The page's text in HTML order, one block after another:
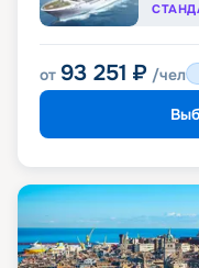
от 93 251 ₽ /чел